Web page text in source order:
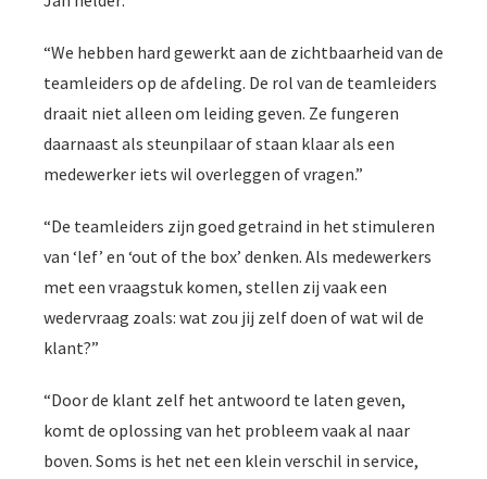
“We hebben hard gewerkt aan de zichtbaarheid van de
teamleiders op de afdeling. De rol van de teamleiders
draait niet alleen om leiding geven. Ze fungeren
daarnaast als steunpilaar of staan klaar als een
medewerker iets wil overleggen of vragen.”
“De teamleiders zijn goed getraind in het stimuleren
van ‘lef’ en ‘out of the box’ denken. Als medewerkers
met een vraagstuk komen, stellen zij vaak een
wedervraag zoals: wat zou jij zelf doen of wat wil de
klant?”
“Door de klant zelf het antwoord te laten geven,
komt de oplossing van het probleem vaak al naar
boven. Soms is het net een klein verschil in service,